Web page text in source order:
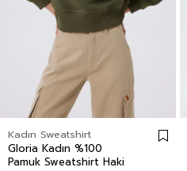
Kadın Sweatshirt
Gloria Kadın %100
Pamuk Sweatshirt Haki